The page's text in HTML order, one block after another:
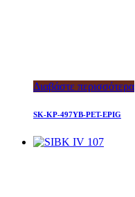
Διαβάστε περισσότερα
SK-KP-497YB-PET-EPIG